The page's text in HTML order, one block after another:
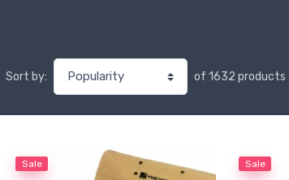
Sort by: of 1632 products
Sale Sale